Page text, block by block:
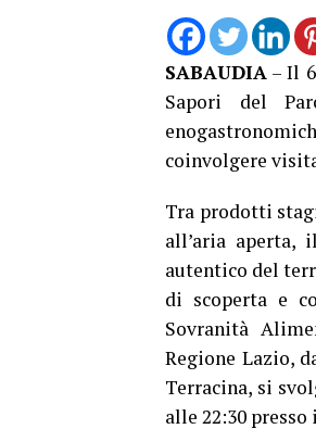
SABAUDIA – Il
Sapori del
coinvolgere
Tra prodotti
all’aria aperta,
autentico del
di scoperta e
Sovranità
Regione Lazio,
Terracina, si
alle 22:30